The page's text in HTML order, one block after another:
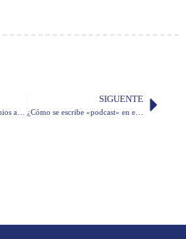
SIGUENTE
¿Cómo se escribe «podcast» en español?